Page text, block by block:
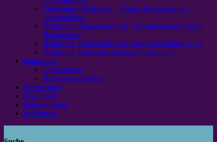
Ernährungs-Workshop – Vegan: fit, gesund und
unkompliziert
Workshop: Blutgruppendiät – Ernährung nach den 4
Blutgruppen
Workshop: Körperarbeit für TangotänzerInnen 1 + 2
Workshop: Basics der richtigen Ernährung!
Impressum
Urheberrecht
Haftungsausschluss
Datenschutz
Über mich
Mein Angebot
Referenzen